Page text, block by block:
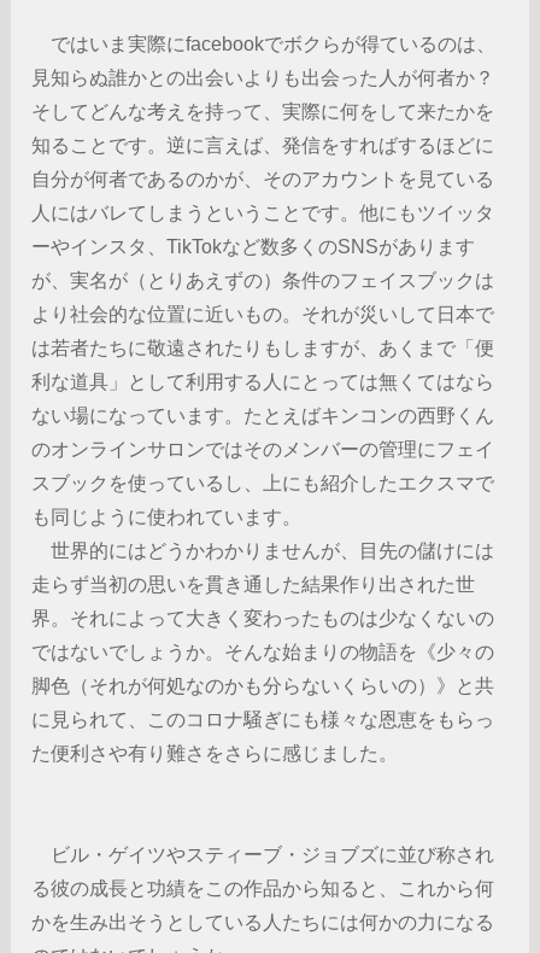
ではいま実際にfacebookでボクらが得ているのは、
見知らぬ誰かとの出会いよりも出会った人が何者か？
そしてどんな考えを持って、実際に何をして来たかを
知ることです。逆に言えば、発信をすればするほどに
自分が何者であるのかが、そのアカウントを見ている
人にはバレてしまうということです。他にもツイッタ
ーやインスタ、TikTokなど数多くのSNSがあります
が、実名が（とりあえずの）条件のフェイスブックは
より社会的な位置に近いもの。それが災いして日本で
は若者たちに敬遠されたりもしますが、あくまで「便
利な道具」として利用する人にとっては無くてはなら
ない場になっています。たとえばキンコンの西野くん
のオンラインサロンではそのメンバーの管理にフェイ
スブックを使っているし、上にも紹介したエクスマで
も同じように使われています。
世界的にはどうかわかりませんが、目先の儲けには
走らず当初の思いを貫き通した結果作り出された世
界。それによって大きく変わったものは少なくないの
ではないでしょうか。そんな始まりの物語を《少々の
脚色（それが何処なのかも分らないくらいの）》と共
に見られて、このコロナ騒ぎにも様々な恩恵をもらっ
た便利さや有り難さをさらに感じました。
ビル・ゲイツやスティーブ・ジョブズに並び称され
る彼の成長と功績をこの作品から知ると、これから何
かを生み出そうとしている人たちには何かの力になる